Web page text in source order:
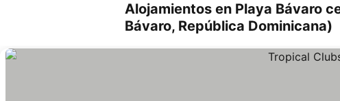
Alojamientos en Playa Bávaro
Bávaro, República Dominicana)